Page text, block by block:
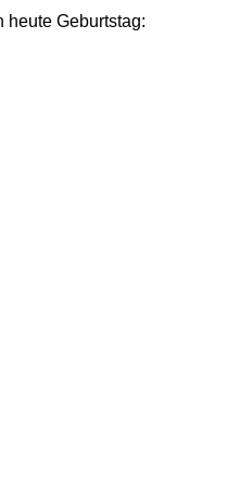
heute Geburtstag: